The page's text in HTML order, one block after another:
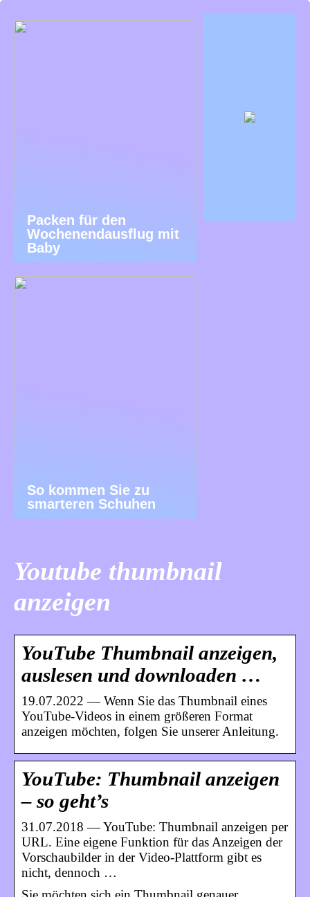
Packen für den
Wochenendausflug mit
Baby
So kommen Sie zu
smarteren Schuhen
Youtube thumbnail
anzeigen
YouTube Thumbnail anzeigen,
auslesen und downloaden …
19.07.2022 — Wenn Sie das Thumbnail eines
YouTube-Videos in einem größeren Format
anzeigen möchten, folgen Sie unserer Anleitung.
YouTube: Thumbnail anzeigen
– so geht’s
31.07.2018 — YouTube: Thumbnail anzeigen per
URL. Eine eigene Funktion für das Anzeigen der
Vorschaubilder in der Video-Plattform gibt es
nicht, dennoch …